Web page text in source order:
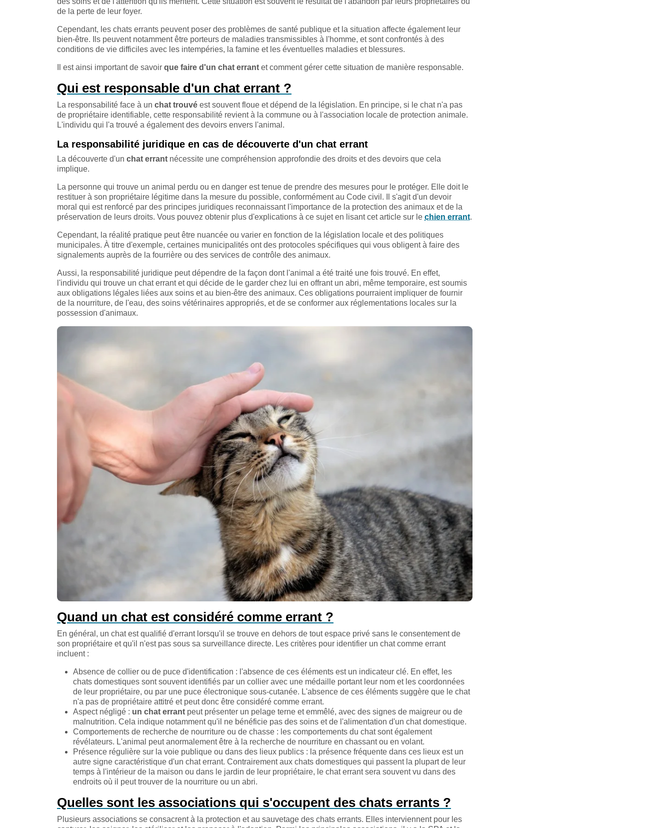
de la perte de leur foyer.
Cependant, les chats errants peuvent poser des problèmes de santé publique et la situation affecte également leur
bien-être. Ils peuvent notamment être porteurs de maladies transmissibles à l'homme, et sont confrontés à des
conditions de vie difficiles avec les intempéries, la famine et les éventuelles maladies et blessures.
Il est ainsi important de savoir que faire d'un chat errant et comment gérer cette situation de manière responsable.
Qui est responsable d'un chat errant ?
La responsabilité face à un chat trouvé est souvent floue et dépend de la législation. En principe, si le chat n'a pas
de propriétaire identifiable, cette responsabilité revient à la commune ou à l'association locale de protection animale.
L'individu qui l'a trouvé a également des devoirs envers l'animal.
La responsabilité juridique en cas de découverte d'un chat errant
La découverte d'un chat errant nécessite une compréhension approfondie des droits et des devoirs que cela
implique.
La personne qui trouve un animal perdu ou en danger est tenue de prendre des mesures pour le protéger. Elle doit le
restituer à son propriétaire légitime dans la mesure du possible, conformément au Code civil. Il s'agit d'un devoir
moral qui est renforcé par des principes juridiques reconnaissant l'importance de la protection des animaux et de la
préservation de leurs droits. Vous pouvez obtenir plus d'explications à ce sujet en lisant cet article sur le chien errant.
Cependant, la réalité pratique peut être nuancée ou varier en fonction de la législation locale et des politiques
municipales. À titre d'exemple, certaines municipalités ont des protocoles spécifiques qui vous obligent à faire des
signalements auprès de la fourrière ou des services de contrôle des animaux.
Aussi, la responsabilité juridique peut dépendre de la façon dont l'animal a été traité une fois trouvé. En effet,
l'individu qui trouve un chat errant et qui décide de le garder chez lui en offrant un abri, même temporaire, est soumis
aux obligations légales liées aux soins et au bien-être des animaux. Ces obligations pourraient impliquer de fournir
de la nourriture, de l'eau, des soins vétérinaires appropriés, et de se conformer aux réglementations locales sur la
possession d'animaux.
Quand un chat est considéré comme errant ?
En général, un chat est qualifié d'errant lorsqu'il se trouve en dehors de tout espace privé sans le consentement de
son propriétaire et qu'il n'est pas sous sa surveillance directe. Les critères pour identifier un chat comme errant
incluent :
Absence de collier ou de puce d'identification : l'absence de ces éléments est un indicateur clé. En effet, les
chats domestiques sont souvent identifiés par un collier avec une médaille portant leur nom et les coordonnées
de leur propriétaire, ou par une puce électronique sous-cutanée. L'absence de ces éléments suggère que le chat
n'a pas de propriétaire attitré et peut donc être considéré comme errant.
Aspect négligé : un chat errant peut présenter un pelage terne et emmêlé, avec des signes de maigreur ou de
malnutrition. Cela indique notamment qu'il ne bénéficie pas des soins et de l'alimentation d'un chat domestique.
Comportements de recherche de nourriture ou de chasse : les comportements du chat sont également
révélateurs. L'animal peut anormalement être à la recherche de nourriture en chassant ou en volant.
Présence régulière sur la voie publique ou dans des lieux publics : la présence fréquente dans ces lieux est un
autre signe caractéristique d'un chat errant. Contrairement aux chats domestiques qui passent la plupart de leur
temps à l'intérieur de la maison ou dans le jardin de leur propriétaire, le chat errant sera souvent vu dans des
endroits où il peut trouver de la nourriture ou un abri.
Quelles sont les associations qui s'occupent des chats errants ?
Plusieurs associations se consacrent à la protection et au sauvetage des chats errants. Elles interviennent pour les